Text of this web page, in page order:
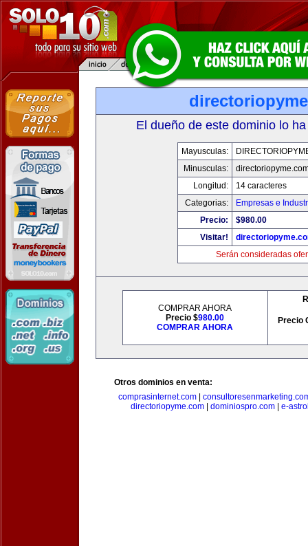
El dueño de este dominio lo
Mayusculas:
Minusculas:
Longitud:
14 caracteres
Categorias:
Empresas e
Precio:
$980.00
Visitar!
Serán consideradas
COMPRAR AHORA
Precio $980.00
COMPRAR AHORA
Precio
Otros dominios en venta:
comprasinternet.com|
directoriopyme.com| dominiospro.com| e-